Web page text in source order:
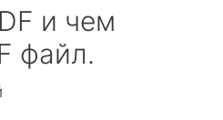
и чем
файл.